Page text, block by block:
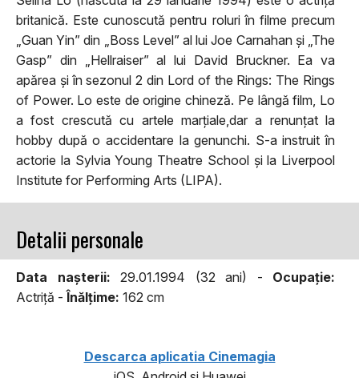
britanică. Este cunoscută pentru roluri în filme precum
„Guan Yin” din „Boss Level” al lui Joe Carnahan și „The
Gasp” din „Hellraiser” al lui David Bruckner. Ea va
apărea și în sezonul 2 din Lord of the Rings: The Rings
of Power. Lo este de origine chineză. Pe lângă film, Lo
a fost crescută cu artele marțiale,dar a renunțat la
hobby după o accidentare la genunchi. S-a instruit în
actorie la Sylvia Young Theatre School și la Liverpool
Institute for Performing Arts (LIPA).
Detalii personale
Data naşterii: 29.01.1994 (32 ani) - Ocupaţie:
Actriță -Înălţime: 162 cm
Descarca aplicatia Cinemagia